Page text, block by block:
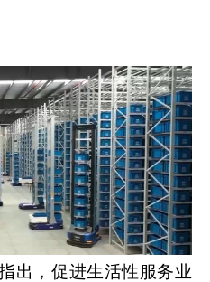
，促进生活性服务业